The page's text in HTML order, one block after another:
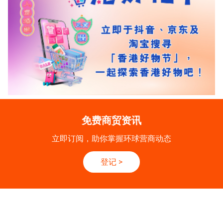
免费商贸资讯
立即订阅，助你掌握环球营商动态
登记 >